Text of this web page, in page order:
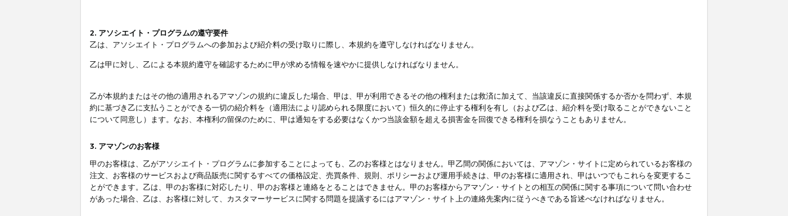
2. アソシエイト・プログラムの遵守要件
乙は、アソシエイト・プログラムへの参加および紹介料の受け取りに際し、本規約を遵守しなければなりません。
乙は甲に対し、乙による本規約遵守を確認するために甲が求める情報を速やかに提供しなければなりません。
乙が本規約またはその他の適用されるアマゾンの規約に違反した場合、甲は、甲が利用できるその他の権利または救済に加えて、当該違反に直接関係するか否かを問わず、本規
約に基づき乙に支払うことができる一切の紹介料を（適用法により認められる限度において）恒久的に停止する権利を有し（および乙は、紹介料を受け取ることができないこと
について同意し）ます。なお、本権利の留保のために、甲は通知をする必要はなくかつ当該金額を超える損害金を回復できる権利を損なうこともありません。
3. アマゾンのお客様
甲のお客様は、乙がアソシエイト・プログラムに参加することによっても、乙のお客様とはなりません。甲乙間の関係においては、アマゾン・サイトに定められているお客様の
注文、お客様のサービスおよび商品販売に関するすべての価格設定、売買条件、規則、ポリシーおよび運用手続きは、甲のお客様に適用され、甲はいつでもこれらを変更するこ
とができます。乙は、甲のお客様に対応したり、甲のお客様と連絡をとることはできません。甲のお客様からアマゾン・サイトとの相互の関係に関する事項について問い合わせ
があった場合、乙は、お客様に対して、カスタマーサービスに関する問題を提議するにはアマゾン・サイト上の連絡先案内に従うべきである旨述べなければなりません。